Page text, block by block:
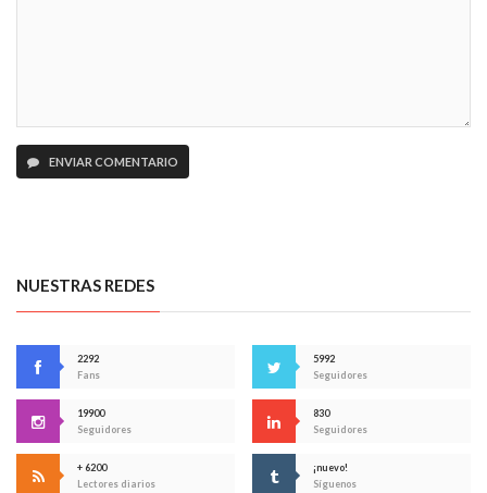
ENVIAR COMENTARIO
NUESTRAS REDES
2292
Fans
5992
Seguidores
19900
Seguidores
830
Seguidores
+ 6200
Lectores diarios
¡nuevo!
Síguenos